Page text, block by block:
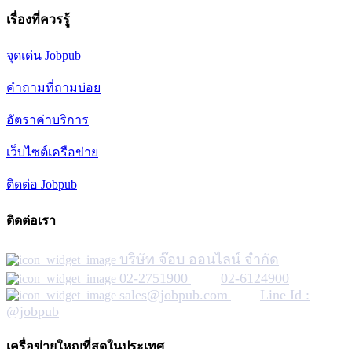
เรื่องที่ควรรู้
จุดเด่น Jobpub
คำถามที่ถามบ่อย
อัตราค่าบริการ
เว็บไซต์เครือข่าย
ติดต่อ Jobpub
ติดต่อเรา
บริษัท จ๊อบ ออนไลน์ จำกัด
02-2751900
02-6124900
sales@jobpub.com
Line Id :
@jobpub
เครื่อข่ายใหญที่สุดในประเทศ